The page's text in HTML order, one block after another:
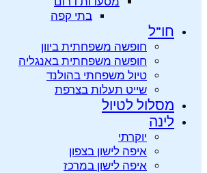
בתי קפה
חו”ל
חופשה משפחתית ביוון
חופשה משפחתית באנגליה
טיול משפחתי בהולנד
שייט תעלות בצרפת
מסלול לטיול
לינה
יוקרתי
איפה לישון בצפון
איפה לישון במרכז